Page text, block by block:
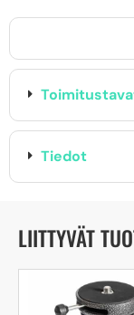
Tiedot
LIITTYVÄT